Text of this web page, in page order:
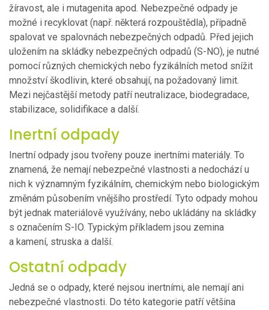
žíravost, ale i mutagenita apod. Nebezpečné odpady je
možné i recyklovat (např. některá rozpouštědla), případně
spalovat ve spalovnách nebezpečných odpadů. Před jejich
uložením na skládky nebezpečných odpadů (S-NO), je nutné
pomocí různých chemických nebo fyzikálních metod snížit
množství škodlivin, které obsahují, na požadovaný limit.
Mezi nejčastější metody patří neutralizace, biodegradace,
stabilizace, solidifikace a další.
Inertní odpady
Inertní odpady jsou tvořeny pouze inertními materiály. To
znamená, že nemají nebezpečné vlastnosti a nedochází u
nich k významným fyzikálním, chemickým nebo biologickým
změnám působením vnějšího prostředí. Tyto odpady mohou
být jednak materiálově využívány, nebo ukládány na skládky
s označením S-IO. Typickým příkladem jsou zemina
a kamení, struska a další.
Ostatní odpady
Jedná se o odpady, které nejsou inertními, ale nemají ani
nebezpečné vlastnosti. Do této kategorie patří většina